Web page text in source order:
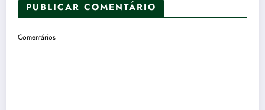
PUBLICAR COMENTÁRIO
Comentários